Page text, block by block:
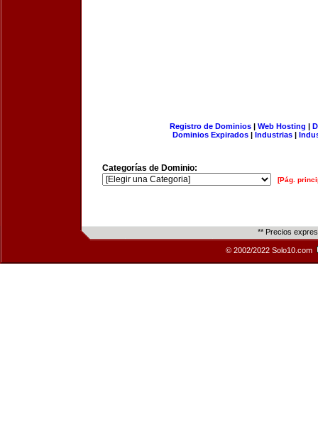
Registro de Dominios| Web Hosting |
Dominios Expirados | Industrias |
Categorías de Dominio:
[Pág.
** Precios
© 2002/2022 Solo10.com